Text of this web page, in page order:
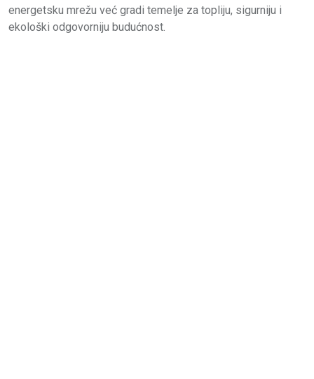
energetsku mrežu već gradi temelje za topliju, sigurniju i
ekološki odgovorniju budućnost.